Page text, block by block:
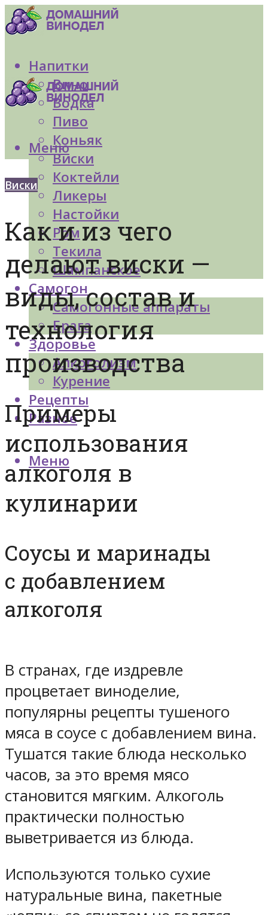
Напитки
Вино
Водка
Пиво
Коньяк
Виски
Коктейли
Ликеры
Настойки
Ром
Текила
Шампанское
Самогон
Самогонные аппараты
Брага
Здоровье
Алкоголизм
Курение
Рецепты
Разное
Меню
Меню
Виски
Как и из чего
делают виски —
виды, состав и
технология
производства
Примеры
использования
алкоголя в
кулинарии
Соусы и маринады
с добавлением
алкоголя
В странах, где издревле
процветает виноделие,
популярны рецепты тушеного
мяса в соусе с добавлением вина.
Тушатся такие блюда несколько
часов, за это время мясо
становится мягким. Алкоголь
практически полностью
выветривается из блюда.
Используются только сухие
натуральные вина, пакетные